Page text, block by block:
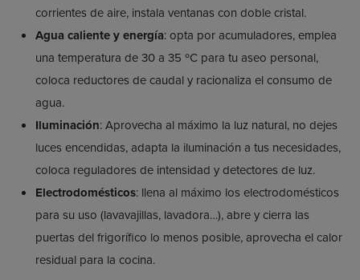
corrientes de aire, instala ventanas con doble cristal.
Agua caliente y energía: opta por acumuladores, emplea
una temperatura de 30 a 35 ºC para tu aseo personal,
coloca reductores de caudal y racionaliza el consumo de
agua.
Iluminación: Aprovecha al máximo la luz natural, no dejes
luces encendidas, adapta la iluminación a tus necesidades,
coloca reguladores de intensidad y detectores de luz.
Electrodomésticos: llena al máximo los electrodomésticos
para su uso (lavavajillas, lavadora…), abre y cierra las
puertas del frigorífico lo menos posible, aprovecha el calor
residual para la cocina.